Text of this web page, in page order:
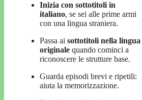
Inizia con sottotitoli in
italiano, se sei alle prime armi
con una lingua straniera.
Passa ai sottotitoli nella lingua
originale quando cominci a
riconoscere le strutture base.
Guarda episodi brevi e ripetili:
aiuta la memorizzazione.